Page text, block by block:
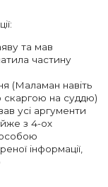
та мав
частину
(Маламан навіть
скаргою на суддю)
усі аргументи
з 4-ох
інформації,